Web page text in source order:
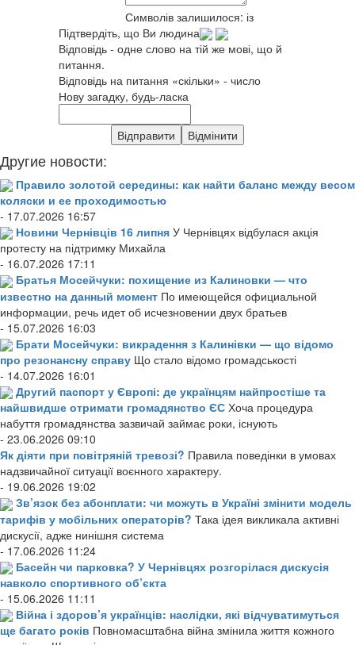
Символів залишилося: із
Підтвердіть, що Ви людина
Відповідь - одне слово на тій же мові, що й
питання.
Відповідь на питання «скільки» - число
Нову загадку, будь-ласка
Другие новости:
Правило золотой середины: как найти баланс между весом
коляски и ее проходимостью
- 17.07.2026 16:57
Новини Чернівців 16 липня У Чернівцях відбулася акція
протесту на підтримку Михайла
- 16.07.2026 17:11
Братья Мосейчуки: похищение из Калиновки — что
известно на данный момент По имеющейся официальной
информации, речь идет об исчезновении двух братьев
- 15.07.2026 16:03
Брати Мосейчуки: викрадення з Калинівки — що відомо
про резонансну справу Що стало відомо громадськості
- 14.07.2026 16:01
Другий паспорт у Європі: де українцям найпростіше та
найшвидше отримати громадянство ЄС Хоча процедура
набуття громадянства зазвичай займає роки, існують
- 23.06.2026 09:10
Як діяти при повітряній тревозі? Правила поведінки в умовах
надзвичайної ситуації воєнного характеру.
- 19.06.2026 19:02
Зв’язок без абонплати: чи можуть в Україні змінити модель
тарифів у мобільних операторів? Така ідея викликала активні
дискусії, адже нинішня система
- 17.06.2026 11:24
Басейн чи парковка? У Чернівцях розгорілася дискусія
навколо спортивного об’єкта
- 15.06.2026 11:11
Війна і здоров’я українців: наслідки, які відчуватимуться
ще багато років Повномасштабна війна змінила життя кожного